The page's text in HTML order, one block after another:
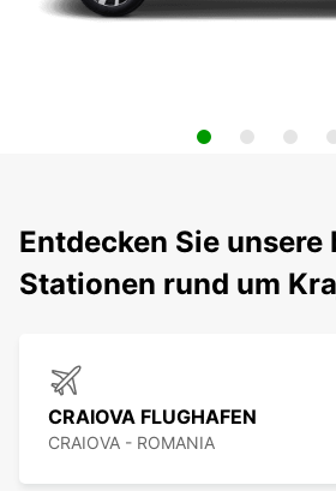
Entdecken Sie unsere
Stationen rund um
CRAIOVA FLUGHAFEN
CRAIOVA - ROMANIA